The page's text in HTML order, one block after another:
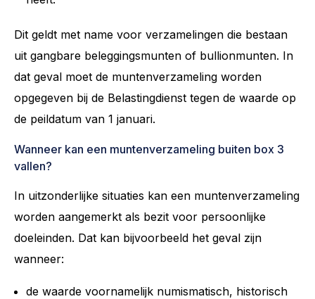
Dit geldt met name voor verzamelingen die bestaan
uit gangbare beleggingsmunten of bullionmunten. In
dat geval moet de muntenverzameling worden
opgegeven bij de Belastingdienst tegen de waarde op
de peildatum van 1 januari.
Wanneer kan een muntenverzameling buiten box 3
vallen?
In uitzonderlijke situaties kan een muntenverzameling
worden aangemerkt als bezit voor persoonlijke
doeleinden. Dat kan bijvoorbeeld het geval zijn
wanneer:
de waarde voornamelijk numismatisch, historisch